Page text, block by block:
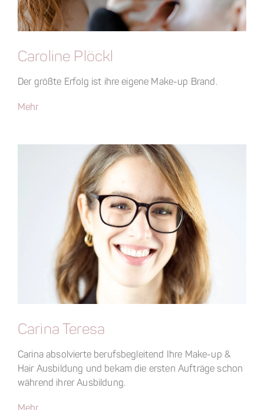
Caroline Plöckl
Der größte Erfolg ist ihre eigene Make-up Brand.
Mehr
Carina Teresa
Carina absolvierte berufsbegleitend Ihre Make-up &
Hair Ausbildung und bekam die ersten Aufträge schon
während ihrer Ausbildung.